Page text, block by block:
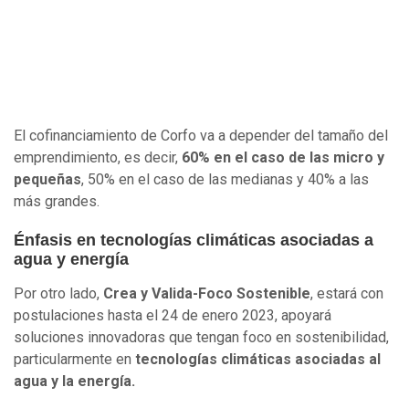
El cofinanciamiento de Corfo va a depender del tamaño del
emprendimiento, es decir, 60% en el caso de las micro y
pequeñas, 50% en el caso de las medianas y 40% a las
más grandes.
Énfasis en tecnologías climáticas asociadas a
agua y energía
Por otro lado, Crea y Valida-Foco Sostenible, estará con
postulaciones hasta el 24 de enero 2023, apoyará
soluciones innovadoras que tengan foco en sostenibilidad,
particularmente en tecnologías climáticas asociadas al
agua y la energía.